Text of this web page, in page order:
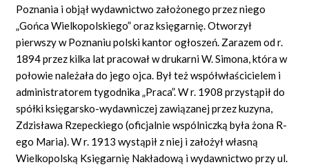
Poznania i objął wydawnictwo założonego przez niego
„Gońca Wielkopolskiego” oraz księgarnię. Otworzył
pierwszy w Poznaniu polski kantor ogłoszeń. Zarazem od r.
1894 przez kilka lat pracował w drukarni W. Simona, która w
połowie należała do jego ojca. Był też współwłaścicielem i
administratorem tygodnika „Praca”. W r. 1908 przystąpił do
spółki księgarsko-wydawniczej zawiązanej przez kuzyna,
Zdzisława Rzepeckiego (oficjalnie wspólniczką była żona R-
ego Maria). W r. 1913 wystąpił z niej i założył własną
Wielkopolską Księgarnię Nakładową i wydawnictwo przy ul.